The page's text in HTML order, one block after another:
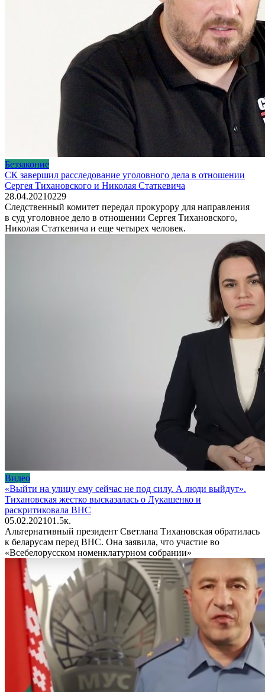
Беззаконие
СК завершил расследование уголовного дела в отношении
Сергея Тихановского и Николая Статкевича
28.04.20210229
Следственный комитет передал прокурору для направления
в суд уголовное дело в отношении Сергея Тихановского,
Николая Статкевича и еще четырех человек.
Видео
«Выйти на улицу ему сейчас не под силу. А люди выйдут».
Тихановская жестко высказалась о Лукашенко и
раскритиковала ВНС
05.02.202101.5к.
Альтернативный президент Светлана Тихановская обратилась
к беларусам перед ВНС. Она заявила, что участие во
«Всебелорусском номенклатурном собрании»